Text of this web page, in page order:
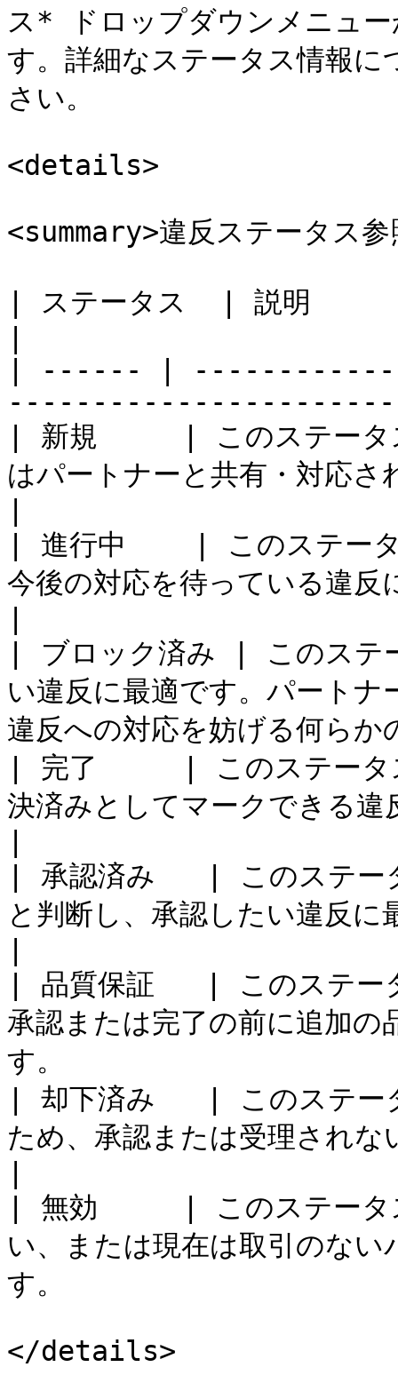
ス* ドロップダウンメニュ
す。詳細なステータス情報に
さい。
<details>
<summary>違反ステータス
| ステータス  | 説明
| ------ |
| 新規     | このステータ
はパートナーと共有・対応
| 進行中    | このステータ
今後の対応を待っている違反
| ブロック済み | このステ
い違反に最適です。パート
違反への対応を妨げる何ら
| 完了     | このステータス
決済みとしてマークできる違
| 承認済み   | このステー
と判断し、承認したい違反に
| 品質保証   | このステー
承認または完了の前に追加の
す。
| 却下済み   | このステー
ため、承認または受理されな
| 無効     | このステータ
い、または現在は取引のな
す。
</details>